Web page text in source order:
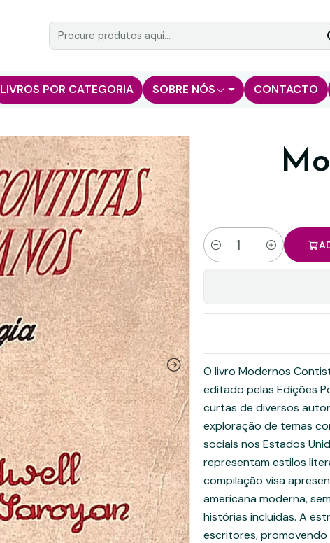
LIVROS POR CATEGORIA SOBRE NÓS CONTACTO
Quantidade
O livro Modernos
editado pelas Edições
curtas de diversos
exploração de temas
sociais nos Estados
representam estilos
compilação visa
americana moderna,
histórias incluídas. A
escritores, promovendo